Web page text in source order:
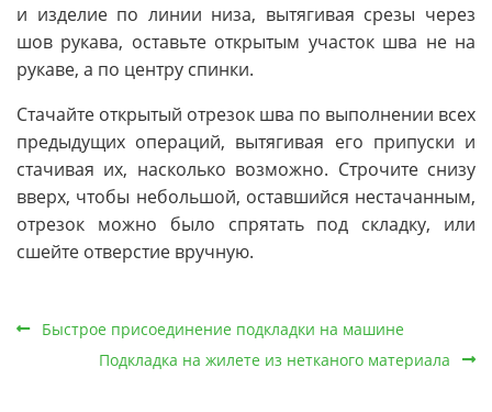
и изделие по линии низа, вытягивая срезы через
шов рукава, оставьте открытым участок шва не на
рукаве, а по центру спинки.
Стачайте открытый отрезок шва по выполнении всех
предыдущих операций, вытягивая его припуски и
стачивая их, насколько возможно. Строчите снизу
вверх, чтобы небольшой, оставшийся нестачанным,
отрезок можно было спрятать под складку, или
сшейте отверстие вручную.
Быстрое присоединение подкладки на машине
Подкладка на жилете из нетканого материала